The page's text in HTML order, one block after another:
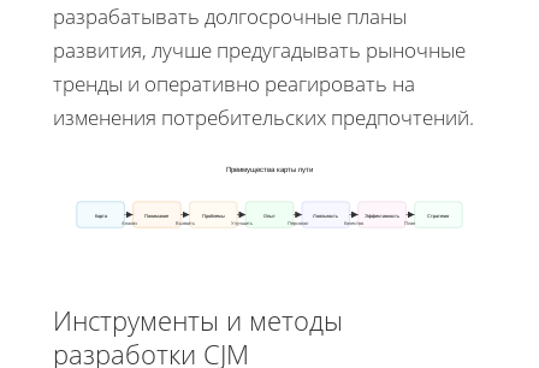
разрабатывать долгосрочные планы
развития, лучше предугадывать рыночные
тренды и оперативно реагировать на
изменения потребительских предпочтений.
Преимущества карты пути
Карта Понимание Проблемы Опыт Лояльность Эффективность
Стратегия
Анализ
Выявить Улучшить Персонал Качество План
Инструменты и методы
разработки CJM